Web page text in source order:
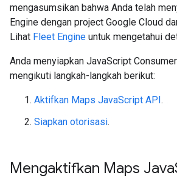
mengasumsikan bahwa Anda telah
Engine dengan project Google Cloud
Lihat Fleet Engine untuk mengetahui
Anda menyiapkan JavaScript
mengikuti langkah-langkah berikut:
Aktifkan Maps JavaScript API.
Siapkan otorisasi.
Mengaktifkan Maps Java